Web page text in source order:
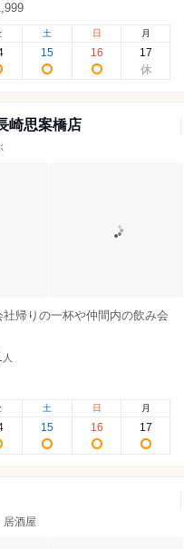
土
15
日
16
月
17
崎思案橋店
帰りの一杯や仲間内の飲み会
人
土
15
日
16
月
17
居酒屋